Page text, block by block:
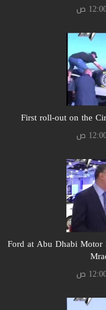
First roll-out on the
Ford at Abu Dhabi